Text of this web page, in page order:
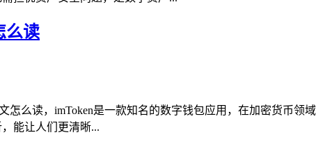
么读
怎么读，imToken是一款知名的数字钱包应用，在加密货币
能让人们更清晰...